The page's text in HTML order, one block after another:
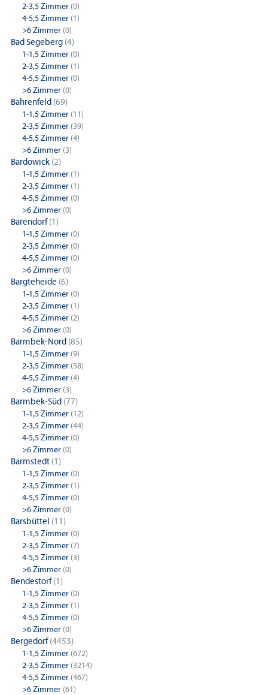
2-3,5 Zimmer (0)
4-5,5 Zimmer (1)
>6 Zimmer (0)
Bad Segeberg (4)
1-1,5 Zimmer (0)
2-3,5 Zimmer (1)
4-5,5 Zimmer (0)
>6 Zimmer (0)
Bahrenfeld (69)
1-1,5 Zimmer (11)
2-3,5 Zimmer (39)
4-5,5 Zimmer (4)
>6 Zimmer (3)
Bardowick (2)
1-1,5 Zimmer (1)
2-3,5 Zimmer (1)
4-5,5 Zimmer (0)
>6 Zimmer (0)
Barendorf(1)
1-1,5 Zimmer (0)
2-3,5 Zimmer (0)
4-5,5 Zimmer (0)
>6 Zimmer (0)
Bargteheide (6)
1-1,5 Zimmer (0)
2-3,5 Zimmer (1)
4-5,5 Zimmer (2)
>6 Zimmer (0)
Barmbek-Nord (85)
1-1,5 Zimmer (9)
2-3,5 Zimmer (58)
4-5,5 Zimmer (4)
>6 Zimmer (3)
Barmbek-Süd (77)
1-1,5 Zimmer (12)
2-3,5 Zimmer (44)
4-5,5 Zimmer (0)
>6 Zimmer (0)
Barmstedt (1)
1-1,5 Zimmer (0)
2-3,5 Zimmer (1)
4-5,5 Zimmer (0)
>6 Zimmer (0)
Barsbüttel (11)
1-1,5 Zimmer (0)
2-3,5 Zimmer (7)
4-5,5 Zimmer (3)
>6 Zimmer (0)
Bendestorf(1)
1-1,5 Zimmer (0)
2-3,5 Zimmer (1)
4-5,5 Zimmer (0)
>6 Zimmer (0)
Bergedorf(4453)
1-1,5 Zimmer (672)
2-3,5 Zimmer (3214)
4-5,5 Zimmer (467)
>6 Zimmer (61)